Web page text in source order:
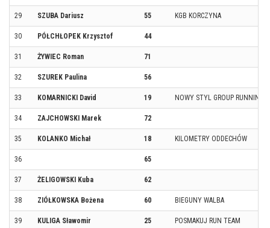
29 SZUBA Dariusz 55 KGB KORCZYNA
30 PÓŁCHŁOPEK Krzysztof 44
31 ŻYWIEC Roman 71
32 SZUREK Paulina 56
33 KOMARNICKI David 19 NOWY STYL GROUP RUNNING
34 ZAJCHOWSKI Marek 72
35 KOLANKO Michał 18 KILOMETRY ODDECHÓW
36 65
37 ŻELIGOWSKI Kuba 62
38 ZIÓŁKOWSKA Bożena 60 BIEGUNY WALBA
39 KULIGA Sławomir 25 POSMAKUJ RUN TEAM